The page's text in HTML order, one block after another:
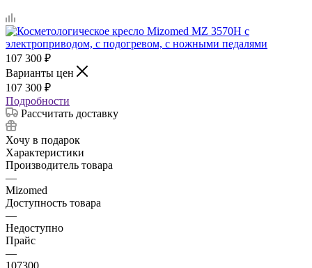
107 300 ₽
Варианты цен
107 300 ₽
Подробности
Рассчитать доставку
Хочу в подарок
Характеристики
Производитель товара
—
Mizomed
Доступность товара
—
Недоступно
Прайс
—
107300